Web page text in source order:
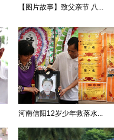
【图片故事】致父亲节 八...
河南信阳12岁少年救落水...